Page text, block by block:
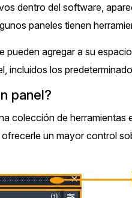
de
Redacte información de
teléfono, direcciones,
Redacte
audios, documentos, e
dentro del software,
paneles tienen
pueden agregar a su
incluidos los
panel?
colección de herramientas
un mayor control